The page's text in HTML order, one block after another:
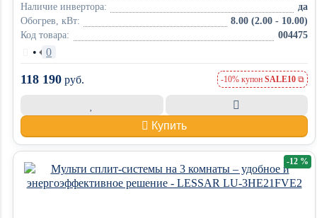
Наличие инвертора:
да
Обогрев, кВт:
8.00 (2.00 - 10.00)
Код товара:
004475
• 0
118 190 руб. -10% купон SALE10
Купить
-12 %